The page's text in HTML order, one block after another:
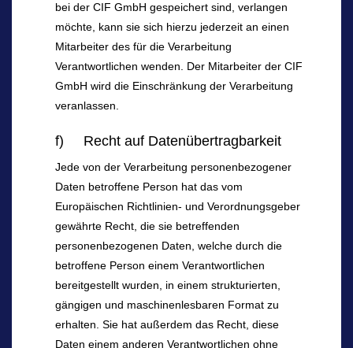
bei der CIF GmbH gespeichert sind, verlangen
möchte, kann sie sich hierzu jederzeit an einen
Mitarbeiter des für die Verarbeitung
Verantwortlichen wenden. Der Mitarbeiter der CIF
GmbH wird die Einschränkung der Verarbeitung
veranlassen.
f) Recht auf Datenübertragbarkeit
Jede von der Verarbeitung personenbezogener
Daten betroffene Person hat das vom
Europäischen Richtlinien- und Verordnungsgeber
gewährte Recht, die sie betreffenden
personenbezogenen Daten, welche durch die
betroffene Person einem Verantwortlichen
bereitgestellt wurden, in einem strukturierten,
gängigen und maschinenlesbaren Format zu
erhalten. Sie hat außerdem das Recht, diese
Daten einem anderen Verantwortlichen ohne